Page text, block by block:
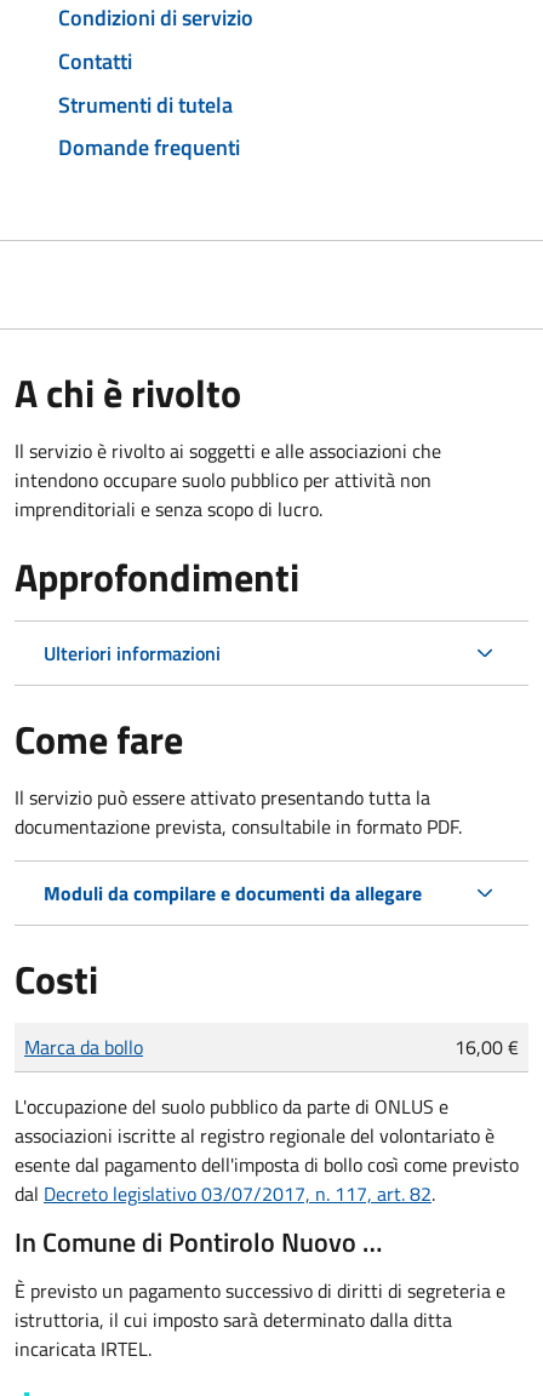
Condizioni di servizio
Contatti
Strumenti di tutela
Domande frequenti
A chi è rivolto
Il servizio è rivolto ai soggetti e alle associazioni che
intendono occupare suolo pubblico per attività non
imprenditoriali e senza scopo di lucro.
Approfondimenti
Ulteriori informazioni
Come fare
Il servizio può essere attivato presentando tutta la
documentazione prevista, consultabile in formato PDF.
Moduli da compilare e documenti da allegare
Costi
Tipo di pagamento
Importo
Marca da bollo 16,00 €
L'occupazione del suolo pubblico da parte di ONLUS e
associazioni iscritte al registro regionale del volontariato è
esente dal pagamento dell'imposta di bollo così come previsto
dal Decreto legislativo 03/07/2017, n. 117, art. 82.
In Comune di Pontirolo Nuovo …
È previsto un pagamento successivo di diritti di segreteria e
istruttoria, il cui imposto sarà determinato dalla ditta
incaricata IRTEL.